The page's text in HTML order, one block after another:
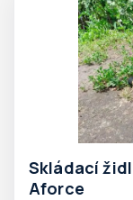
Skládací
Aforce